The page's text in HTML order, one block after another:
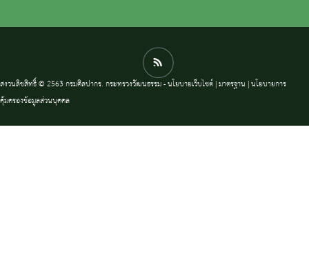
สงวนลิขสิทธิ์ © 2563 กรมศิลปากร. กระทรวงวัฒนธรรม -นโยบายเว็บไซต์|มาตรฐาน |นโยบายการ
คุ้มครองข้อมูลส่วนบุคคล